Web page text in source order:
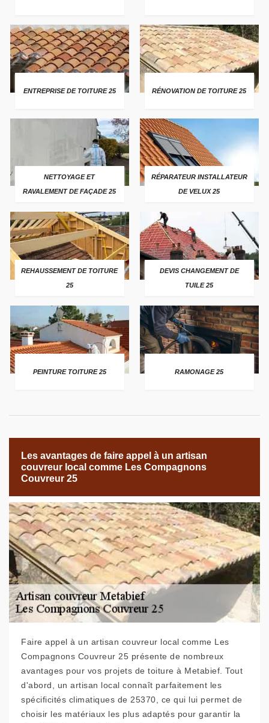
ENTREPRISE DE TOITURE 25 RÉNOVATION DE TOITURE 25
NETTOYAGE ET
RAVALEMENT DE FAÇADE 25
RÉPARATEUR INSTALLATEUR
DE VELUX 25
REHAUSSEMENT DE TOITURE
25
DEVIS CHANGEMENT DE
TUILE 25
PEINTURE TOITURE 25 RAMONAGE 25
Les avantages de faire appel à un artisan
couvreur local comme Les Compagnons
Couvreur 25
Faire appel à un artisan couvreur local comme Les
Compagnons Couvreur 25 présente de nombreux
avantages pour vos projets de toiture à Metabief. Tout
d'abord, un artisan local connaît parfaitement les
spécificités climatiques de 25370, ce qui lui permet de
choisir les matériaux les plus adaptés pour garantir la